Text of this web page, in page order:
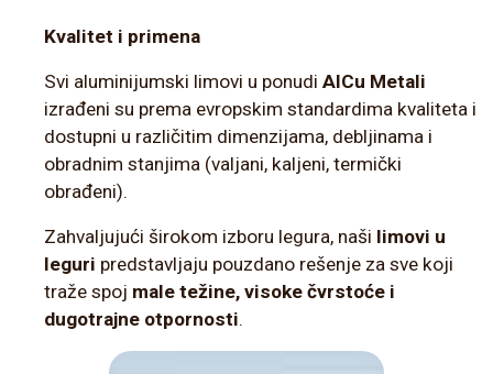
Kvalitet i primena
Svi aluminijumski limovi u ponudi AlCu Metali
izrađeni su prema evropskim standardima kvaliteta i
dostupni u različitim dimenzijama, debljinama i
obradnim stanjima (valjani, kaljeni, termički
obrađeni).
Zahvaljujući širokom izboru legura, naši limovi u
leguri predstavljaju pouzdano rešenje za sve koji
traže spoj male težine, visoke čvrstoće i
dugotrajne otpornosti.